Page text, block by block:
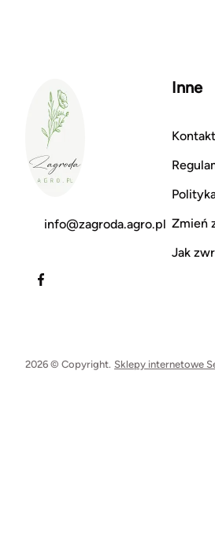
info@zagroda.agro.pl
Inne
Kontakt
Zmień
Jak
2026 © Copyright. Sklepy internetowe